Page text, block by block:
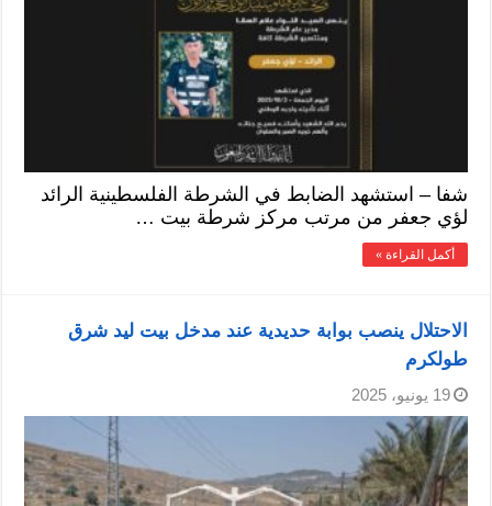
شفا – استشهد الضابط في الشرطة الفلسطينية الرائد
لؤي جعفر من مرتب مركز شرطة بيت …
أكمل القراءة »
الاحتلال ينصب بوابة حديدية عند مدخل بيت ليد شرق
طولكرم
19 يونيو، 2025